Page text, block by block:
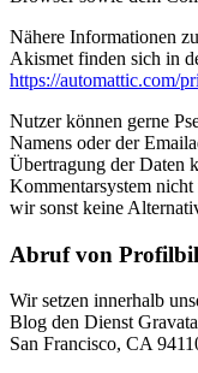
Nähere Informationen
Akismet finden sich in
https://automattic.com/
Nutzer können gerne
Namens oder der
Übertragung der Daten
Kommentarsystem nicht
wir sonst keine
Abruf von
Wir setzen innerhalb
Blog den Dienst
San Francisco, CA